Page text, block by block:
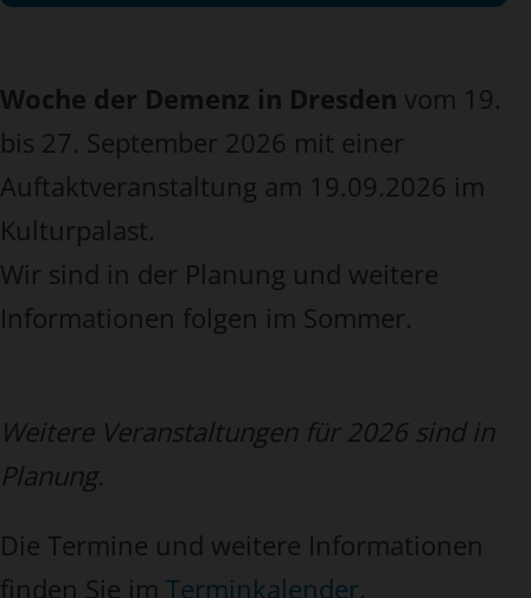
Woche der Demenz in Dresden vom 19.
bis 27. September 2026 mit einer
Auftaktveranstaltung am 19.09.2026 im
Kulturpalast.
Wir sind in der Planung und weitere
Informationen folgen im Sommer.
Weitere Veranstaltungen für 2026 sind in
Planung.
Die Termine und weitere Informationen
finden Sie im Terminkalender.